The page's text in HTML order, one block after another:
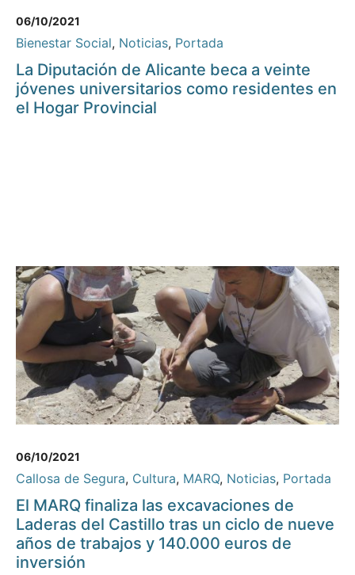
06/10/2021
Bienestar Social, Noticias, Portada
La Diputación de Alicante beca a veinte
jóvenes universitarios como residentes en
el Hogar Provincial
06/10/2021
Callosa de Segura, Cultura, MARQ, Noticias, Portada
El MARQ finaliza las excavaciones de
Laderas del Castillo tras un ciclo de nueve
años de trabajos y 140.000 euros de
inversión